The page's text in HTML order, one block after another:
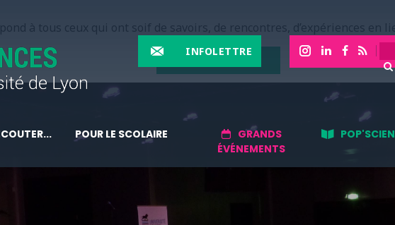
à tous ceux qui ont soif de savoirs, de rencontres, d’expériences en
INFOLETTRE
POUR LE SCOLAIRE
GRANDS
ÉVÉNEMENTS